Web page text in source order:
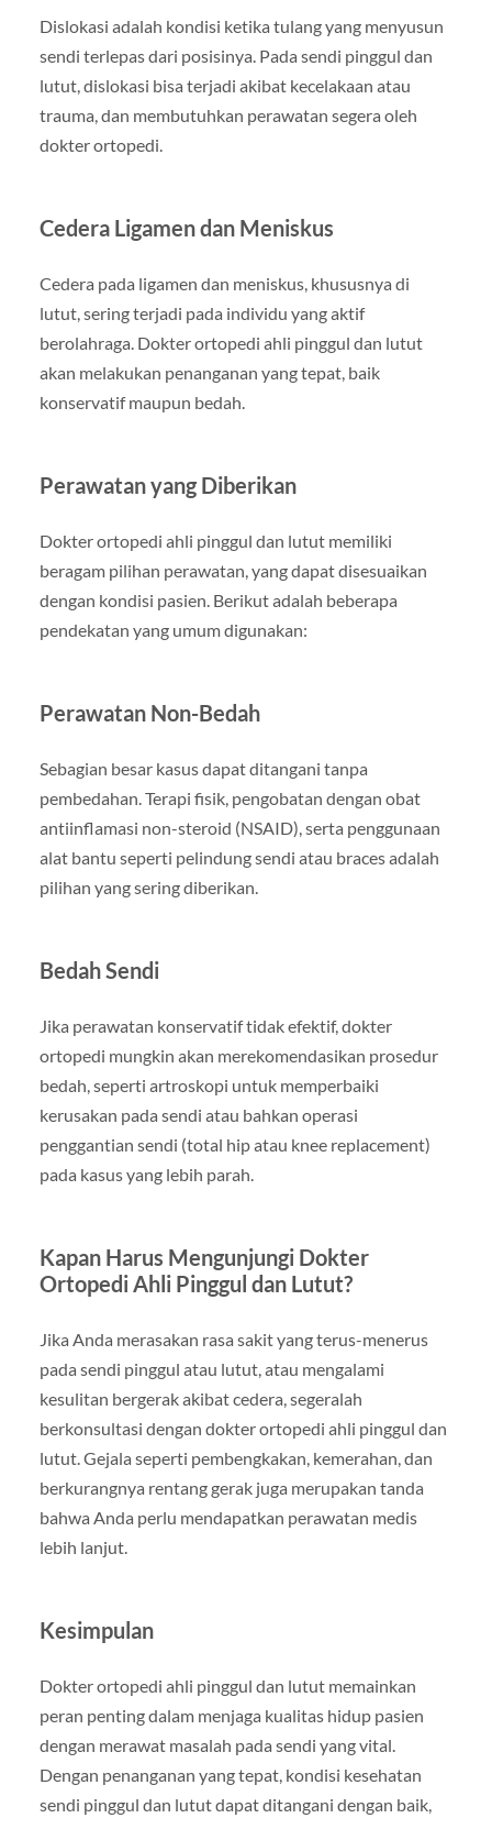
Dislokasi adalah kondisi ketika tulang yang menyusun
sendi terlepas dari posisinya. Pada sendi pinggul dan
lutut, dislokasi bisa terjadi akibat kecelakaan atau
trauma, dan membutuhkan perawatan segera oleh
dokter ortopedi.
Cedera Ligamen dan Meniskus
Cedera pada ligamen dan meniskus, khususnya di
lutut, sering terjadi pada individu yang aktif
berolahraga. Dokter ortopedi ahli pinggul dan lutut
akan melakukan penanganan yang tepat, baik
konservatif maupun bedah.
Perawatan yang Diberikan
Dokter ortopedi ahli pinggul dan lutut memiliki
beragam pilihan perawatan, yang dapat disesuaikan
dengan kondisi pasien. Berikut adalah beberapa
pendekatan yang umum digunakan:
Perawatan Non-Bedah
Sebagian besar kasus dapat ditangani tanpa
pembedahan. Terapi fisik, pengobatan dengan obat
antiinflamasi non-steroid (NSAID), serta penggunaan
alat bantu seperti pelindung sendi atau braces adalah
pilihan yang sering diberikan.
Bedah Sendi
Jika perawatan konservatif tidak efektif, dokter
ortopedi mungkin akan merekomendasikan prosedur
bedah, seperti artroskopi untuk memperbaiki
kerusakan pada sendi atau bahkan operasi
penggantian sendi (total hip atau knee replacement)
pada kasus yang lebih parah.
Kapan Harus Mengunjungi Dokter
Ortopedi Ahli Pinggul dan Lutut?
Jika Anda merasakan rasa sakit yang terus-menerus
pada sendi pinggul atau lutut, atau mengalami
kesulitan bergerak akibat cedera, segeralah
berkonsultasi dengan dokter ortopedi ahli pinggul dan
lutut. Gejala seperti pembengkakan, kemerahan, dan
berkurangnya rentang gerak juga merupakan tanda
bahwa Anda perlu mendapatkan perawatan medis
lebih lanjut.
Kesimpulan
Dokter ortopedi ahli pinggul dan lutut memainkan
peran penting dalam menjaga kualitas hidup pasien
dengan merawat masalah pada sendi yang vital.
Dengan penanganan yang tepat, kondisi kesehatan
sendi pinggul dan lutut dapat ditangani dengan baik,